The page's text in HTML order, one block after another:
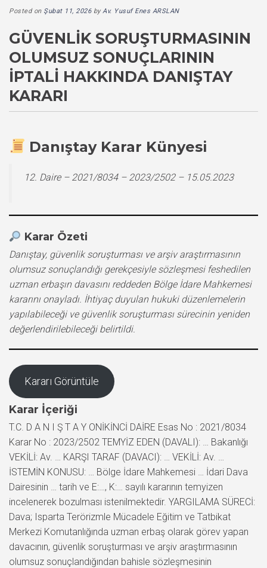
Posted on Şubat 11, 2026byAv. Yusuf Enes ARSLAN
GÜVENLIK SORUŞTURMASININ
OLUMSUZ SONUÇLARININ
İPTALI HAKKINDA DANIŞTAY
KARARI
Danıştay Karar Künyesi
12. Daire – 2021/8034 – 2023/2502 – 15.05.2023
Karar Özeti
Danıştay, güvenlik soruşturması ve arşiv araştırmasının
olumsuz sonuçlandığı gerekçesiyle sözleşmesi feshedilen
uzman erbaşın davasını reddeden Bölge İdare Mahkemesi
kararını onayladı. İhtiyaç duyulan hukuki düzenlemelerin
yapılabileceği ve güvenlik soruşturması sürecinin yeniden
değerlendirilebileceği belirtildi.
Kararı Görüntüle
Karar İçeriği
T.C. D A N I Ş T A Y ONİKİNCİ DAİRE Esas No : 2021/8034
Karar No : 2023/2502 TEMYİZ EDEN (DAVALI): … Bakanlığı
VEKİLİ: Av. … KARŞI TARAF (DAVACI): … VEKİLİ: Av. …
İSTEMİN KONUSU: … Bölge İdare Mahkemesi … İdari Dava
Dairesinin … tarih ve E:…, K:… sayılı kararının temyizen
incelenerek bozulması istenilmektedir. YARGILAMA SÜRECİ:
Dava; Isparta Terörizmle Mücadele Eğitim ve Tatbikat
Merkezi Komutanlığında uzman erbaş olarak görev yapan
davacının, güvenlik soruşturması ve arşiv araştırmasının
olumsuz sonuçlandığından bahisle sözleşmesinin